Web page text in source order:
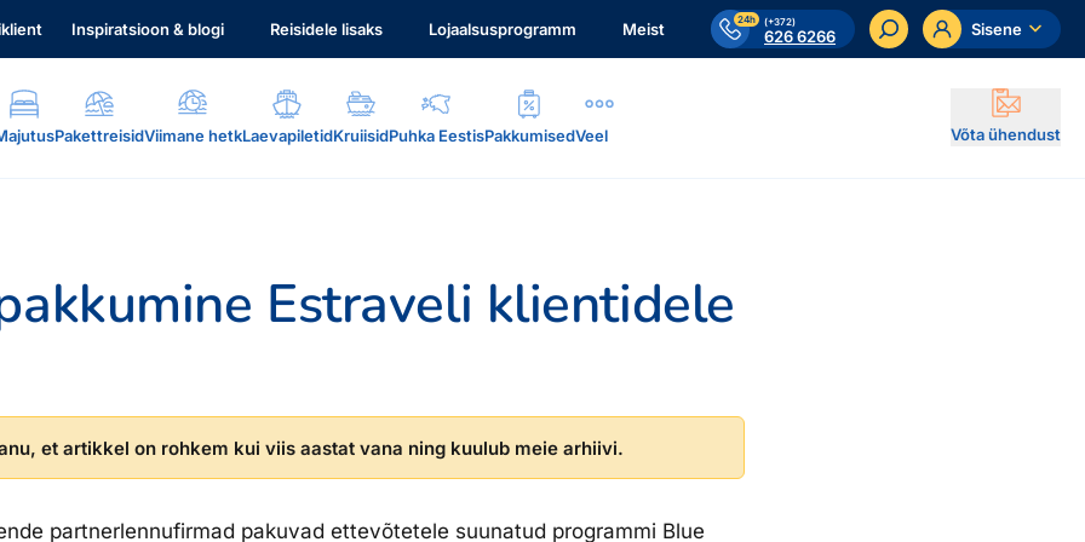
Inspiratsioon & blogi Reisidele lisaks Lojaalsusprogramm Meist 24h (+372)
626 6266 Sisene
PakettreisidViimane hetkLaevapiletidKruiisidPuhka EestisPakkumisedVeel Võta ühendust
Estraveli klientidele
et artikkel on rohkem kui viis aastat vana ning kuulub meie arhiivi.
partnerlennufirmad pakuvad ettevõtetele suunatud programmi Blue